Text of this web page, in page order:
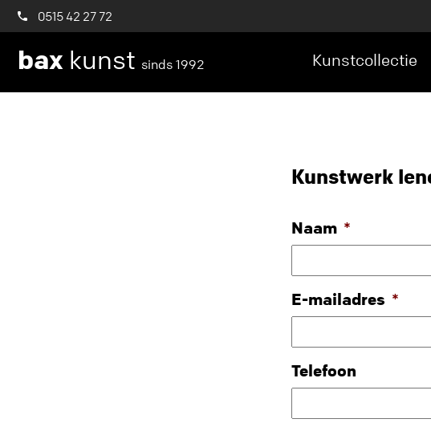
0515 42 27 72
bax kunst sinds 1992 Kunstcollectie
Kunstwerk
Naam *
E-mailadres *
Telefoon